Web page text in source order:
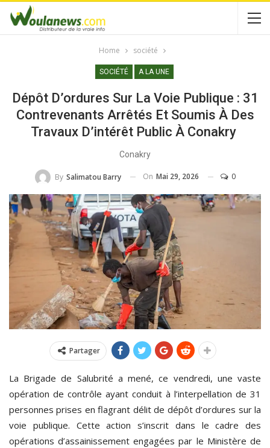
Home société
SOCIÉTÉ A LA UNE
Dépôt D’ordures Sur La Voie Publique : 31
Contrevenants Arrêtés Et Soumis À Des
Travaux D’intérêt Public À Conakry
Conakry
By Salimatou Barry On Mai 29, 2026 0
Partager
La Brigade de Salubrité a mené, ce vendredi, une vaste
opération de contrôle ayant conduit à l’interpellation de 31
personnes prises en flagrant délit de dépôt d’ordures sur la
voie publique. Cette action s’inscrit dans le cadre des
opérations d’assainissement engagées par le Ministère de